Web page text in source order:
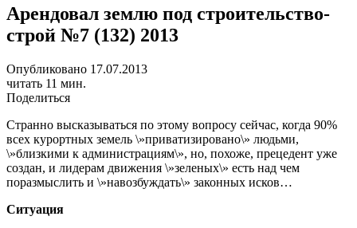
Арендовал землю под строительство-
строй №7 (132) 2013
Опубликовано 17.07.2013
читать 11 мин.
Поделиться
Странно высказываться по этому вопросу сейчас, когда 90%
всех курортных земель \»приватизировано\» людьми,
\»близкими к администрациям\», но, похоже, прецедент уже
создан, и лидерам движения \»зеленых\» есть над чем
поразмыслить и \»навозбуждать\» законных исков…
Ситуация